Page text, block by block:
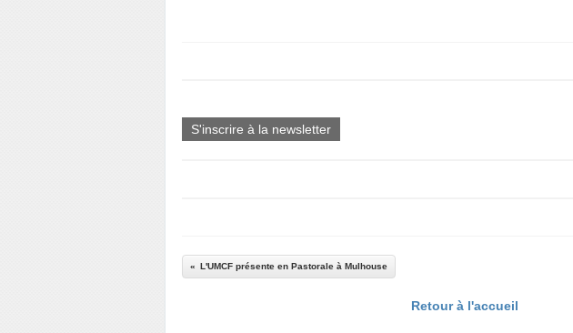
S'inscrire à la newsletter
L'UMCF présente en Pastorale à Mulhouse
Retour à l'accueil